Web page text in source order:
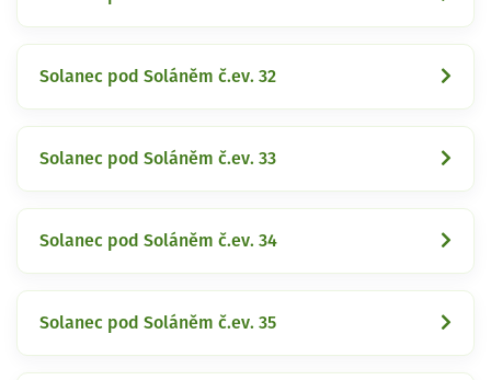
Solanec pod Soláněm č.ev. 32
Solanec pod Soláněm č.ev. 33
Solanec pod Soláněm č.ev. 34
Solanec pod Soláněm č.ev. 35